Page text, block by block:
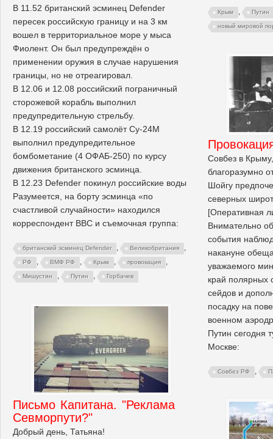
Крым , Путин
новый мировой
В 11.52 британский эсминец Defender
пересек российскую границу и на 3 км
вошел в территориальное море у мыса
Фиолент. Он был предупреждён о
применении оружия в случае нарушения
границы, но не отреагировал.
В 12.06 и 12.08 российский пограничный
сторожевой корабль выполнил
предупредительную стрельбу.
В 12.19 российский самолёт Су-24М
выполнил предупредительное
бомбометание (4 ОФАБ-250) по курсу
движения британского эсминца.
В 12.23 Defender покинул российские воды
Разумеется, на борту эсминца «по
счастливой случайности» находился
корреспондент BBC и съемочная группа:
британский эсминец Defender , Великобритания ,
РФ , ВМФ РФ , Крым , провокация ,
Мишустин , Путин , Горбачев
Совбез в
благоразумно
Шойгу
северных
[Оперативная
Внимательно
события
накануне
уважаемого
край полярных
сейдов и
посадку на
военном
Путин сегодня
Москве:
Совбез РФ ,
Письмо Капитана. "Реклама
Севморпути?"
Добрый день, Татьяна!